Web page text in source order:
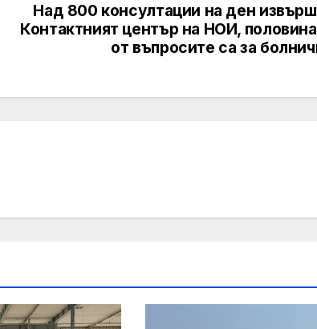
Над 800 консултации на ден
Контактният център на НОИ,
от въпросите са за